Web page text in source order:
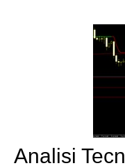
Analisi